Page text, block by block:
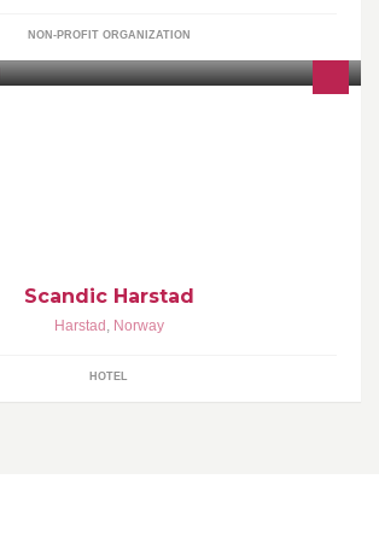
NON-PROFIT ORGANIZATION
Scandic Harstad
Harstad , Norway
HOTEL